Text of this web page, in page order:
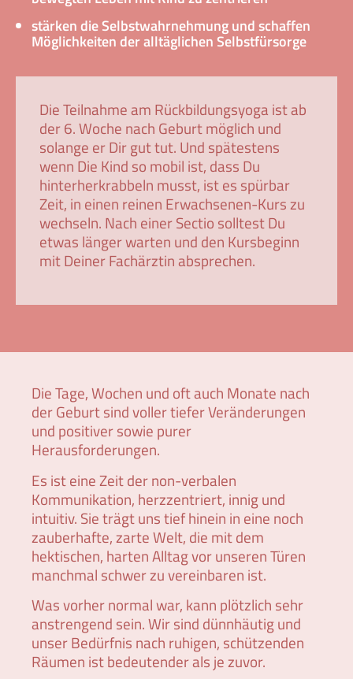
stärken die Selbstwahrnehmung und schaffen
Möglichkeiten der alltäglichen Selbstfürsorge
Die Teilnahme am Rückbildungsyoga ist ab
der 6. Woche nach Geburt möglich und
solange er Dir gut tut. Und spätestens
wenn Die Kind so mobil ist, dass Du
hinterherkrabbeln musst, ist es spürbar
Zeit, in einen reinen Erwachsenen-Kurs zu
wechseln. Nach einer Sectio solltest Du
etwas länger warten und den Kursbeginn
mit Deiner Fachärztin absprechen.
Die Tage, Wochen und oft auch Monate nach
der Geburt sind voller tiefer Veränderungen
und positiver sowie purer
Herausforderungen.
Es ist eine Zeit der non-verbalen
Kommunikation, herzzentriert, innig und
intuitiv. Sie trägt uns tief hinein in eine noch
zauberhafte, zarte Welt, die mit dem
hektischen, harten Alltag vor unseren Türen
manchmal schwer zu vereinbaren ist.
Was vorher normal war, kann plötzlich sehr
anstrengend sein. Wir sind dünnhäutig und
unser Bedürfnis nach ruhigen, schützenden
Räumen ist bedeutender als je zuvor.